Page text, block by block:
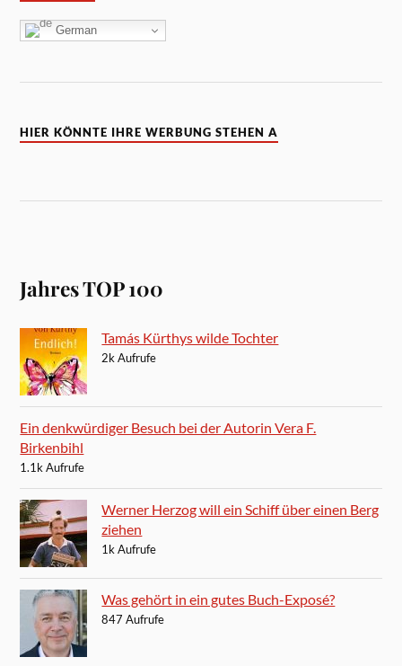
German
HIER KÖNNTE IHRE WERBUNG STEHEN A
Jahres TOP 100
Tamás Kürthys wilde Tochter
2k Aufrufe
Ein denkwürdiger Besuch bei der Autorin Vera F.
Birkenbihl
1.1k Aufrufe
Werner Herzog will ein Schiff über einen Berg
ziehen
1k Aufrufe
Was gehört in ein gutes Buch-Exposé?
847 Aufrufe